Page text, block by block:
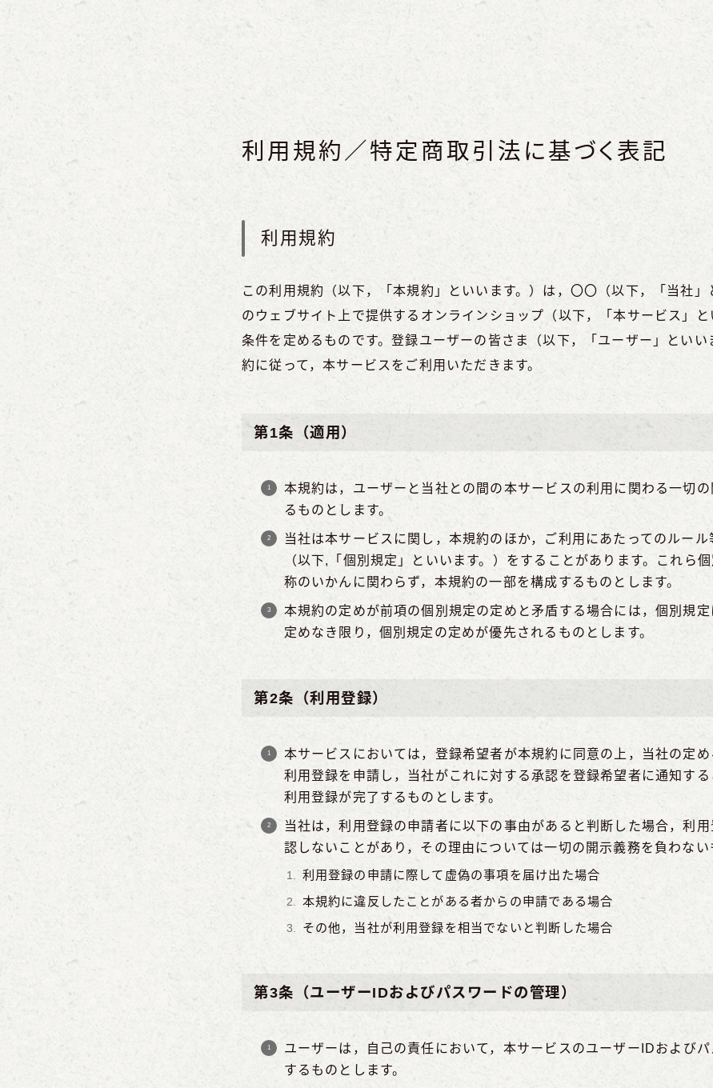
利用規約／特定商取引法に基づく表記
利用規約
この利用規約（以下，「本規約」といいます。）は，〇〇（以下，「当社」
のウェブサイト上で提供するオンラインショップ（以下，「本サービス」と
条件を定めるものです。登録ユーザーの皆さま（以下，「ユーザー」といい
約に従って，本サービスをご利用いただきます。
第1条（適用）
本規約は，ユーザーと当社との間の本サービスの利用に関わる一切
るものとします。
当社は本サービスに関し，本規約のほか，ご利用にあたってのルール
（以下,「個別規定」といいます。）をすることがあります。これら
称のいかんに関わらず，本規約の一部を構成するものとします。
本規約の定めが前項の個別規定の定めと矛盾する場合には，個別規
定めなき限り，個別規定の定めが優先されるものとします。
第2条（利用登録）
本サービスにおいては，登録希望者が本規約に同意の上，当社の定め
利用登録を申請し，当社がこれに対する承認を登録希望者に通知する
利用登録が完了するものとします。
当社は，利用登録の申請者に以下の事由があると判断した場合，利
認しないことがあり，その理由については一切の開示義務を負わない
利用登録の申請に際して虚偽の事項を届け出た場合
本規約に違反したことがある者からの申請である場合
その他，当社が利用登録を相当でないと判断した場合
第3条（ユーザーIDおよびパスワードの管理）
ユーザーは，自己の責任において，本サービスのユーザーIDおよび
するものとします。